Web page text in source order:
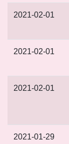
2021-02-01
2021-02-01
2021-02-01
2021-01-29